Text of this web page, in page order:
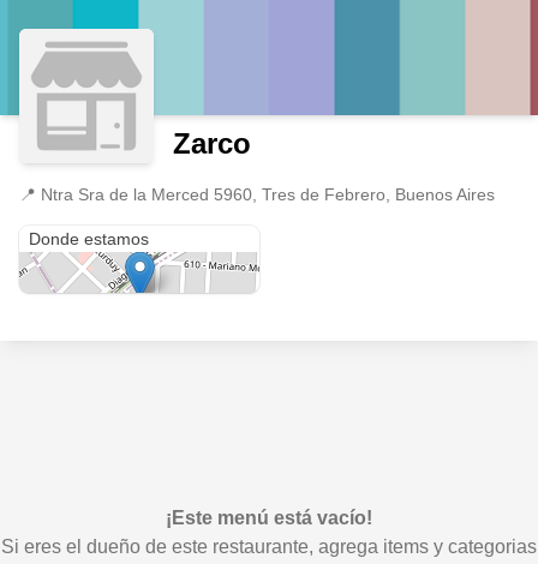
Zarco
📍 Ntra Sra de la Merced 5960, Tres de Febrero, Buenos Aires
Donde estamos
¡Este menú está vacío!
Si eres el dueño de este restaurante, agrega items y categorias